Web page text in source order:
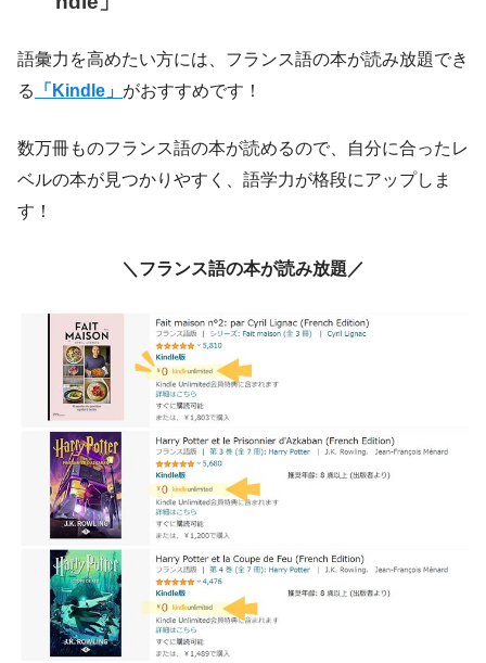
語彙力を高めたい方には、フランス語の本が読み放題でき
る
「Kindle」 がおすすめです！
数万冊ものフランス語の本が読めるので、自分に合ったレ
ベルの本が見つかりやすく、語学力が格段にアップしま
す！
＼フランス語の本が読み放題／